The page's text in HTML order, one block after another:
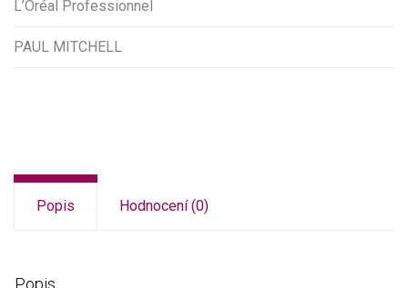
L’Oréal Professionnel
PAUL MITCHELL
Popis Hodnocení (0)
Popis